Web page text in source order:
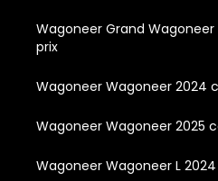
Wagoneer Grand
prix
Wagoneer Wagoneer 2024
Wagoneer Wagoneer 2025
Wagoneer Wagoneer L